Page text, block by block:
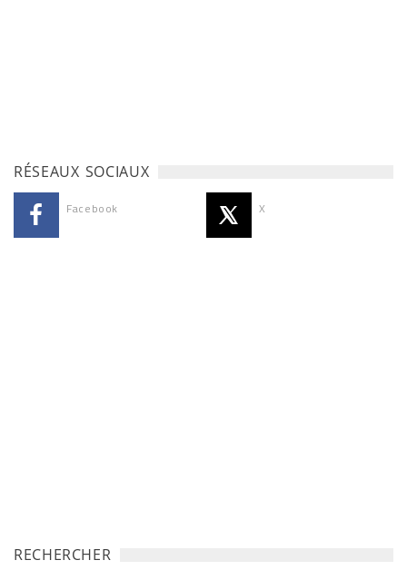
RÉSEAUX SOCIAUX
Facebook X
RECHERCHER